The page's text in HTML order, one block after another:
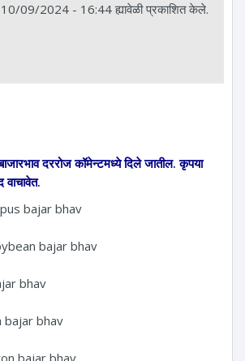
10/09/2024 - 16:44 ह्यावेळी प्रकाशित केले.
दररोज कॉमेन्टमध्ये दिले जातील. कृपया
bajar bhav
bajar bhav
bhav
bajar bhav
bajar bhav